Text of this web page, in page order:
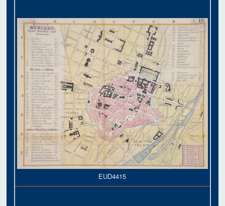
EUD4415